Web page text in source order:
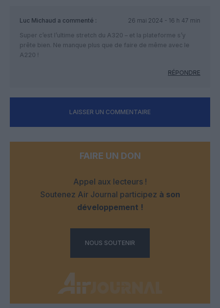
Luc Michaud a commenté :
26 mai 2024 - 16 h 47 min
Super c’est l’ultime stretch du A320 – et la plateforme s’y
prête bien. Ne manque plus que de faire de même avec le
A220 !
RÉPONDRE
LAISSER UN COMMENTAIRE
FAIRE UN DON
Appel aux lecteurs !
Soutenez Air Journal participez à son
développement !
NOUS SOUTENIR